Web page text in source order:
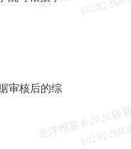
审核后的综